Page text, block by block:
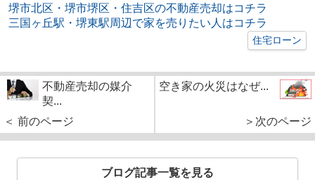
堺市北区・堺市堺区・住吉区の不動産売却はコチラ
三国ヶ丘駅・堺東駅周辺で家を売りたい人はコチラ
住宅ローン
不動産売却の媒介
契...
＜ 前のページ
空き家の火災はなぜ...
＞次のページ
ブログ記事一覧を見る